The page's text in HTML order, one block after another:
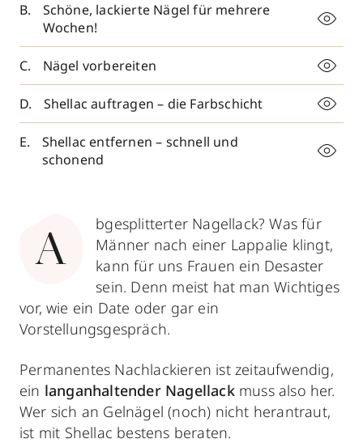
Schöne, lackierte Nägel für mehrere
Wochen!
Nägel vorbereiten
Shellac auftragen – die Farbschicht
Shellac entfernen – schnell und
schonend
A
bgesplitterter Nagellack? Was für
Männer nach einer Lappalie klingt,
kann für uns Frauen ein Desaster
sein. Denn meist hat man Wichtiges
vor, wie ein Date oder gar ein
Vorstellungsgespräch.
Permanentes Nachlackieren ist zeitaufwendig,
ein langanhaltender Nagellackmuss also her.
Wer sich an Gelnägel (noch) nicht herantraut,
ist mit Shellac bestens beraten.